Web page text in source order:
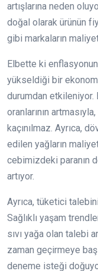
artışlarına neden
doğal olarak ürünün
gibi markaların
Elbette ki
yükseldiği bir
durumdan
oranlarının
kaçınılmaz. Ayrıca,
edilen yağların
cebimizdeki paranın
artıyor.
Ayrıca, tüketici
Sağlıklı yaşam
sıvı yağa olan talebi
zaman geçirmeye
deneme isteği